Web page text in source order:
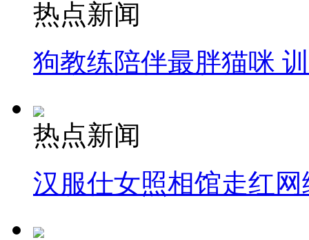
热点新闻
狗教练陪伴最胖猫咪
热点新闻
汉服仕女照相馆走红网